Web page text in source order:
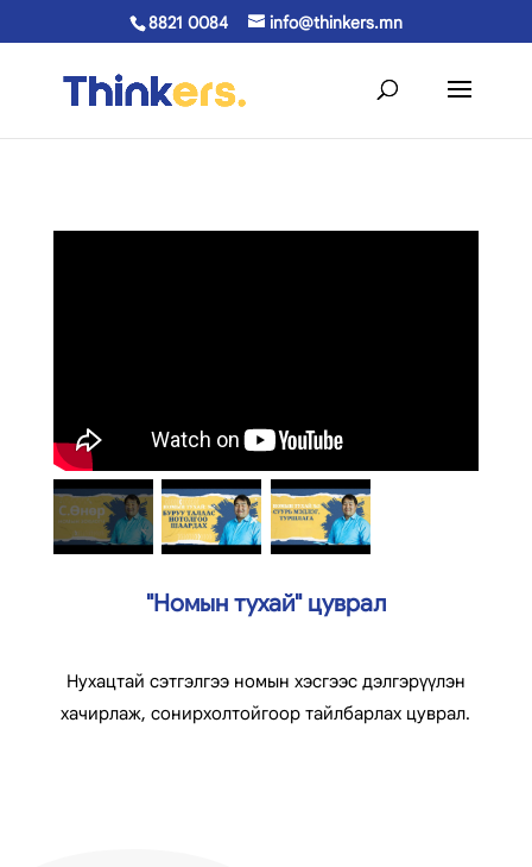
8821 0084 info@thinkers.mn
"Номын тухай" цуврал
Нухацтай сэтгэлгээ номын хэсгээс дэлгэрүүлэн
хачирлаж, сонирхолтойгоор тайлбарлах цуврал.